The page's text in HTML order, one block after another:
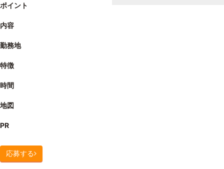
ポイント
内容
勤務地
特徴
時間
地図
PR
応募する